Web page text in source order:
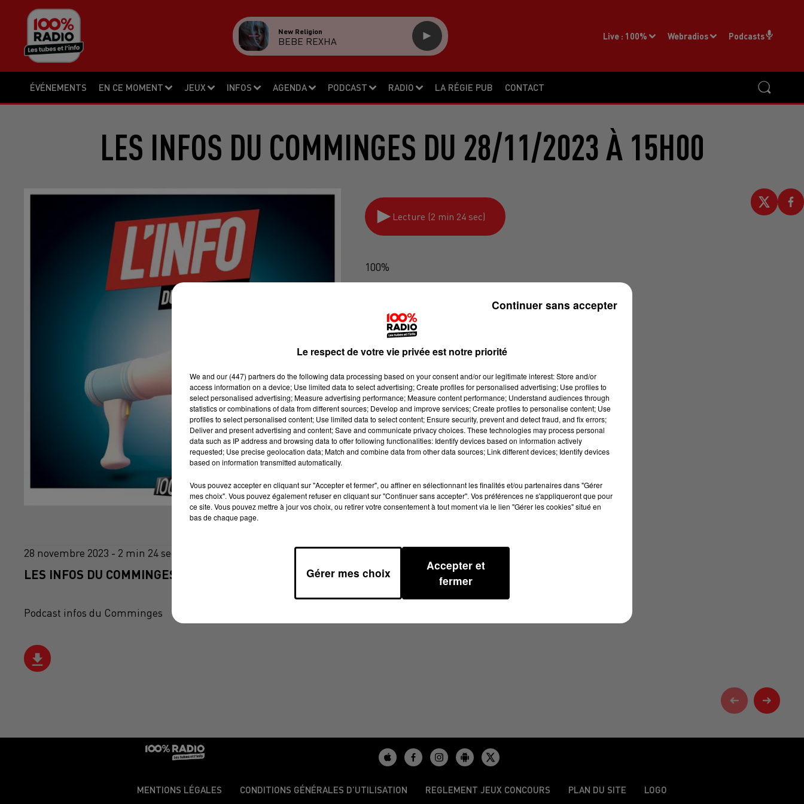
ÉVÉNEMENTS EN CE MOMENT JEUX INFOS AGENDA PODCAST RADIO LA RÉGIE PUB CONTACT
Live : 100% Webradios Podcasts
New Religion
BEBE REXHA
LES INFOS DU COMMINGES DU 28/11/2023 À 15H00
Lecture (2 min 24 sec)
100%
28 novembre 2023 - 2 min 24 sec
LES INFOS DU COMMINGES DU 28/11/2023 À 15H00
Podcast infos du Comminges
MENTIONS LÉGALES CONDITIONS GÉNÉRALES D’UTILISATION REGLEMENT JEUX CONCOURS PLAN DU SITE LOGO
Le respect de votre vie privée est notre priorité
We and our (447) partnersdo the following data processing based on your consent and/or our legitimate interest: Store and/or
access information on a device; Use limited data to select advertising; Create profiles for personalised advertising; Use profiles to
select personalised advertising; Measure advertising performance; Measure content performance; Understand audiences through
statistics or combinations of data from different sources; Develop and improve services; Create profiles to personalise content; Use
profiles to select personalised content; Use limited data to select content; Ensure security, prevent and detect fraud, and fix errors;
Deliver and present advertising and content; Save and communicate privacy choices. These technologies may process personal
data such as IP address and browsing data to offer following functionalities: Identify devices based on information actively
requested; Use precise geolocation data; Match and combine data from other data sources; Link different devices; Identify devices
based on information transmitted automatically.
Vous pouvez accepter en cliquant sur "Accepter et fermer", ou affiner en sélectionnant les finalités et/ou partenaires dans "Gérer
mes choix". Vous pouvez également refuser en cliquant sur "Continuer sans accepter". Vos préférences ne s'appliqueront que pour
ce site. Vous pouvez mettre à jour vos choix, ou retirer votre consentement à tout moment via le lien "Gérer les cookies" situé en
bas de chaque page.
Gérer mes choix
Accepter et
fermer
Continuer sans accepter